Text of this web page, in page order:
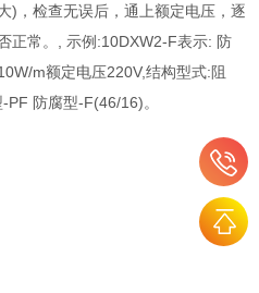
)，检查无误后，通上额定电压，逐
正常。, 示例:10DXW2-F表示: 防
m额定电压220V,结构型式:阻
防腐型-F(46/16)。